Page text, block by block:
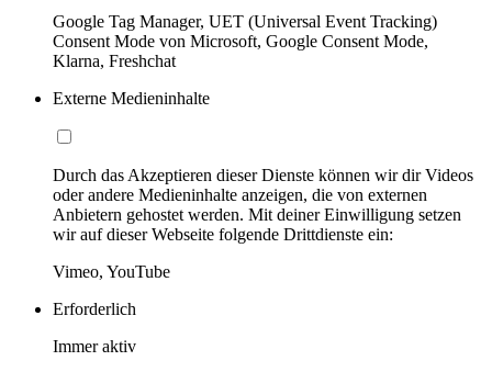
Google Tag Manager, UET (Universal Event Tracking)
Consent Mode von Microsoft, Google Consent Mode,
Klarna, Freshchat
Externe Medieninhalte
Durch das Akzeptieren dieser Dienste können wir dir Videos
oder andere Medieninhalte anzeigen, die von externen
Anbietern gehostet werden. Mit deiner Einwilligung setzen
wir auf dieser Webseite folgende Drittdienste ein:
Vimeo, YouTube
Erforderlich
Immer aktiv